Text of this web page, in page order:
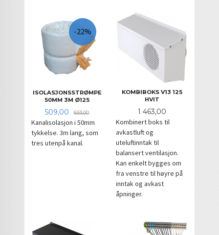
ISOLASJONSSTRØMPE
50MM 3M Ø125
Tilbud
509,00 653,00Rabatt
-22%
Kanalisolasjon i 50mm
tykkelse. 3m lang, som
tres utenpå kanal.
KOMBIBOKS V13 125
HVIT
Pris
1 463,00
Kombinert boks til
avkastluft og
uteluftinntak til
balansert ventilasjon.
Kan enkelt bygges om
fra venstre til høyre på
inntak og avkast
åpninger.